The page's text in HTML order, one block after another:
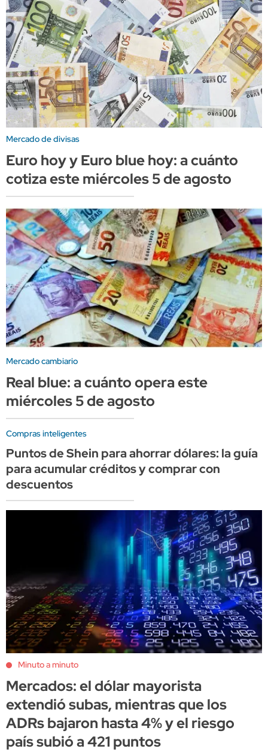
Mercado de divisas
Euro hoy y Euro blue hoy: a cuánto
cotiza este miércoles 5 de agosto
Mercado cambiario
Real blue: a cuánto opera este
miércoles 5 de agosto
Compras inteligentes
Puntos de Shein para ahorrar dólares: la guía
para acumular créditos y comprar con
descuentos
Minuto a minuto
Mercados: el dólar mayorista
extendió subas, mientras que los
ADRs bajaron hasta 4% y el riesgo
país subió a 421 puntos